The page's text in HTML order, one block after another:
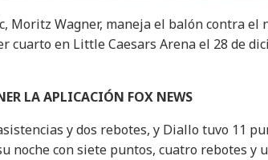
Moritz Wagner, maneja el balón contra el
cuarto en Little Caesars Arena el 28 de
LA APLICACIÓN FOX NEWS
y dos rebotes, y Diallo tuvo 11
noche con siete puntos, cuatro rebotes y